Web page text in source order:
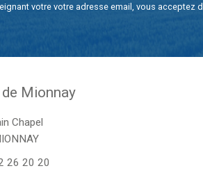
votre votre adresse email, vous
Mionnay
Chapel
26 20 20